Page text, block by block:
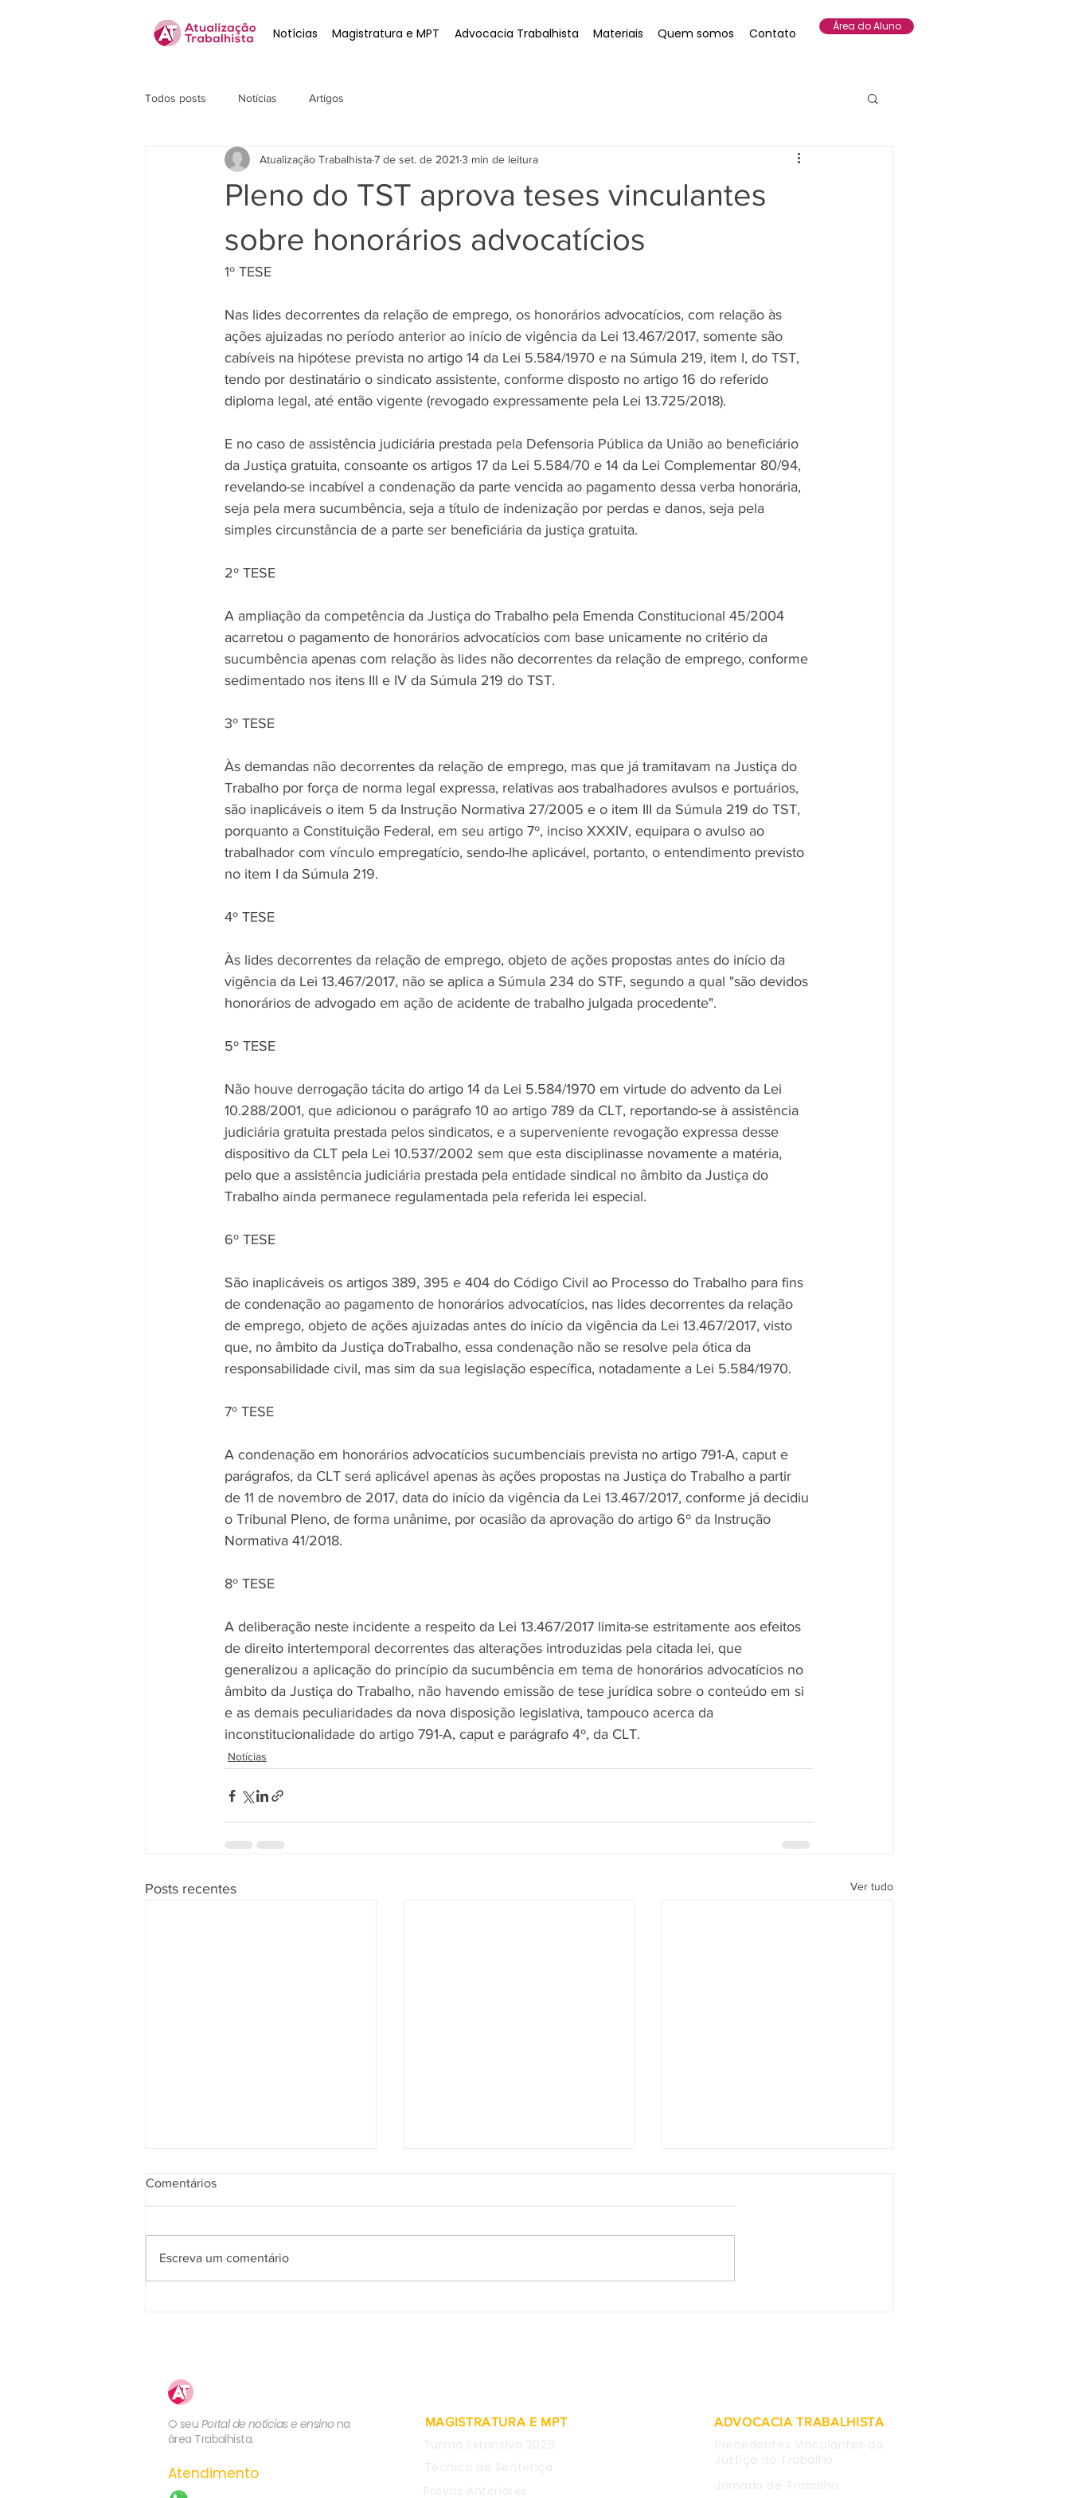
Notícias Magistratura e MPT Advocacia Trabalhista Materiais Quem somos Contato Área do Aluno
Todos posts Notícias Artigos
Pleno do TST aprova teses vinculantes
sobre honorários advocatícios
Atualização Trabalhista7 de set. de 2021 3 min de leitura
1º TESE
Nas lides decorrentes da relação de emprego, os honorários advocatícios, com relação às
ações ajuizadas no período anterior ao início de vigência da Lei 13.467/2017, somente são
cabíveis na hipótese prevista no artigo 14 da Lei 5.584/1970 e na Súmula 219, item I, do TST,
tendo por destinatário o sindicato assistente, conforme disposto no artigo 16 do referido
diploma legal, até então vigente (revogado expressamente pela Lei 13.725/2018).
E no caso de assistência judiciária prestada pela Defensoria Pública da União ao beneficiário
da Justiça gratuita, consoante os artigos 17 da Lei 5.584/70 e 14 da Lei Complementar 80/94,
revelando-se incabível a condenação da parte vencida ao pagamento dessa verba honorária,
seja pela mera sucumbência, seja a título de indenização por perdas e danos, seja pela
simples circunstância de a parte ser beneficiária da justiça gratuita.
2º TESE
A ampliação da competência da Justiça do Trabalho pela Emenda Constitucional 45/2004
acarretou o pagamento de honorários advocatícios com base unicamente no critério da
sucumbência apenas com relação às lides não decorrentes da relação de emprego, conforme
sedimentado nos itens III e IV da Súmula 219 do TST.
3º TESE
Às demandas não decorrentes da relação de emprego, mas que já tramitavam na Justiça do
Trabalho por força de norma legal expressa, relativas aos trabalhadores avulsos e portuários,
são inaplicáveis o item 5 da Instrução Normativa 27/2005 e o item III da Súmula 219 do TST,
porquanto a Constituição Federal, em seu artigo 7º, inciso XXXIV, equipara o avulso ao
trabalhador com vínculo empregatício, sendo-lhe aplicável, portanto, o entendimento previsto
no item I da Súmula 219.
4º TESE
Às lides decorrentes da relação de emprego, objeto de ações propostas antes do início da
vigência da Lei 13.467/2017, não se aplica a Súmula 234 do STF, segundo a qual "são devidos
honorários de advogado em ação de acidente de trabalho julgada procedente".
5º TESE
Não houve derrogação tácita do artigo 14 da Lei 5.584/1970 em virtude do advento da Lei
10.288/2001, que adicionou o parágrafo 10 ao artigo 789 da CLT, reportando-se à assistência
judiciária gratuita prestada pelos sindicatos, e a superveniente revogação expressa desse
dispositivo da CLT pela Lei 10.537/2002 sem que esta disciplinasse novamente a matéria,
pelo que a assistência judiciária prestada pela entidade sindical no âmbito da Justiça do
Trabalho ainda permanece regulamentada pela referida lei especial.
6º TESE
São inaplicáveis os artigos 389, 395 e 404 do Código Civil ao Processo do Trabalho para fins
de condenação ao pagamento de honorários advocatícios, nas lides decorrentes da relação
de emprego, objeto de ações ajuizadas antes do início da vigência da Lei 13.467/2017, visto
que, no âmbito da Justiça doTrabalho, essa condenação não se resolve pela ótica da
responsabilidade civil, mas sim da sua legislação específica, notadamente a Lei 5.584/1970.
7º TESE
A condenação em honorários advocatícios sucumbenciais prevista no artigo 791-A, caput e
parágrafos, da CLT será aplicável apenas às ações propostas na Justiça do Trabalho a partir
de 11 de novembro de 2017, data do início da vigência da Lei 13.467/2017, conforme já decidiu
o Tribunal Pleno, de forma unânime, por ocasião da aprovação do artigo 6º da Instrução
Normativa 41/2018.
8º TESE
A deliberação neste incidente a respeito da Lei 13.467/2017 limita-se estritamente aos efeitos
de direito intertemporal decorrentes das alterações introduzidas pela citada lei, que
generalizou a aplicação do princípio da sucumbência em tema de honorários advocatícios no
âmbito da Justiça do Trabalho, não havendo emissão de tese jurídica sobre o conteúdo em si
e as demais peculiaridades da nova disposição legislativa, tampouco acerca da
inconstitucionalidade do artigo 791-A, caput e parágrafo 4º, da CLT.
Notícias
Posts recentes Ver tudo
Comentários
Escreva um comentário
O seu Portal de notícias e ensino na
área Trabalhista.
Atendimento
MAGISTRATURA E MPT ADVOCACIA TRABALHISTA